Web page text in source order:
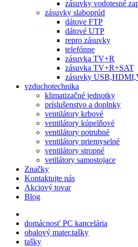
zásuvky vodotesné
zásuvky slaboprúd
dátove FTP
dátové UTP
repro zásuvky
telefónne
zásuvka TV+R
zásuvka TV+R+SAT
zásuvky
vzduchotechnika
klimatizačné jednotky
príslušenstvo a doplnky
ventilátory krbové
ventilátory kúpelňové
ventilátory potrubné
ventilátory priemyselné
ventilátory stropné
vetilátory samostojace
Značky
Kontaktujte nás
Akciový tovar
Blog
domácnosť PC kancelária
obalový mater.tašky
tašky